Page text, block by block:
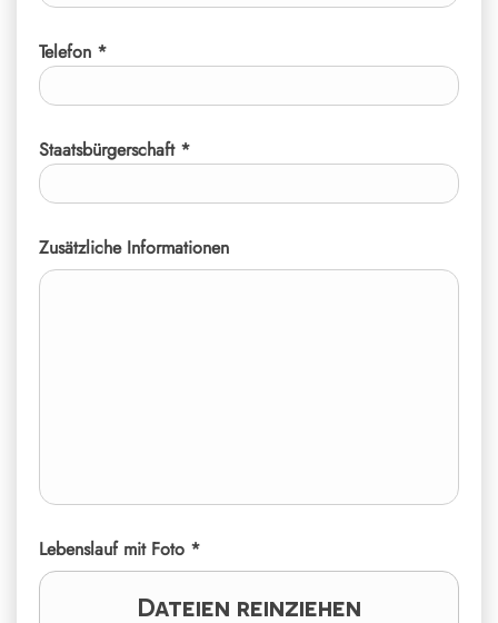
Telefon *
Staatsbürgerschaft *
Zusätzliche Informationen
Lebenslauf mit Foto *
Dateien reinziehen